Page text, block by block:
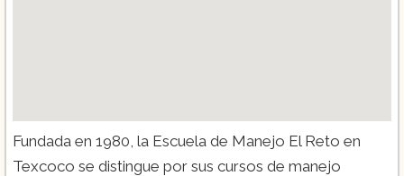
Fundada en 1980, la Escuela de Manejo El Reto en
Texcoco se distingue por sus cursos de manejo